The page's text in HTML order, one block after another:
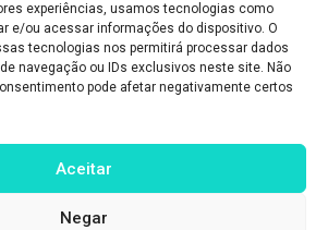
experiências, usamos tecnologias como
e/ou acessar informações do dispositivo. O
tecnologias nos permitirá processar dados
navegação ou IDs exclusivos neste site. Não
pode afetar negativamente certos
Aceitar
Negar
de Atendimento:
a Sexta-Feira
às 12h | 13h às 16h
ITABUNA
Princesa Isabel, nº 395.
Trade Center, sala 914.
Caetano – Itabuna (BA)
Horário de Atendimento: